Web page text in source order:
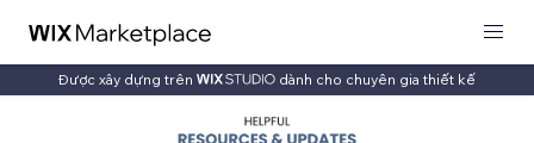
Được xây dựng trên dành cho chuyên gia thiết kế